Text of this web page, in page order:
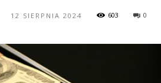
12 SIERPNIA 2024 603 0